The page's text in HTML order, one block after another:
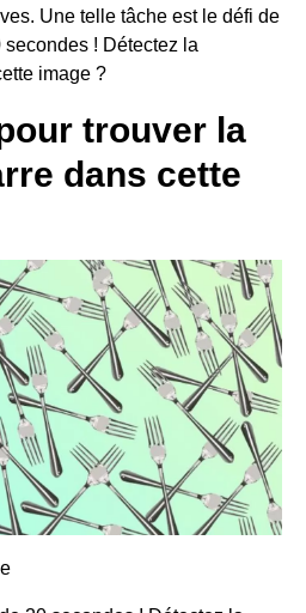
Une telle tâche est le défi de
secondes ! Détectez la
image ?
trouver la
dans cette